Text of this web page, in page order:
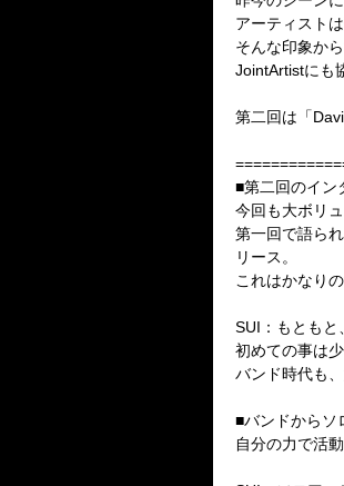
アーティスト
そんな印象か
JointArtistにも
第二回は「
■第二回のイン
今回も大ボリ
第一回で語ら
リース。
これはかなり
SUI：もともと
初めての事は
バンド時代も
■バンドからソ
自分の力で活